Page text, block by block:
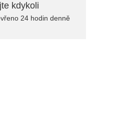
kdykoli
24 hodin denně